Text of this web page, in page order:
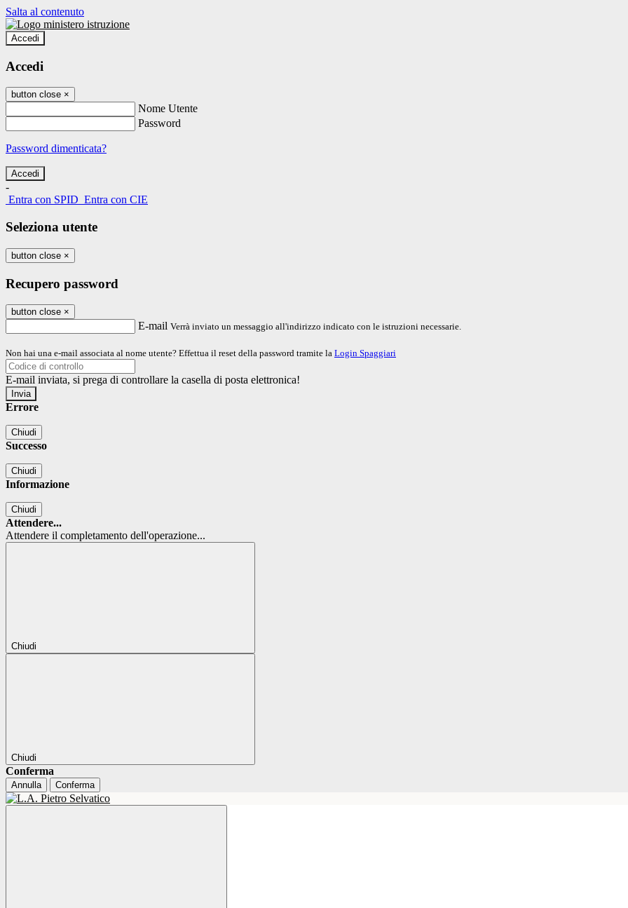
Salta al contenuto
Accedi
Accedi
button close ×
Nome Utente
Password
Password dimenticata?
-
Entra con SPID Entra con CIE
Seleziona utente
button close ×
Recupero password
button close ×
E-mail Verrà inviato un messaggio all'indirizzo indicato con le istruzioni necessarie.
Non hai una e-mail associata al nome utente? Effettua il reset della password tramite la Login Spaggiari
E-mail inviata, si prega di controllare la casella di posta elettronica!
Errore
Chiudi
Successo
Chiudi
Informazione
Chiudi
Attendere...
Attendere il completamento dell'operazione...
Chiudi
Chiudi
Conferma
Annulla Conferma